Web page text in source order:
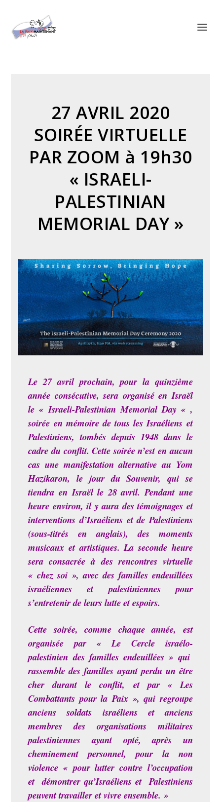
27 AVRIL 2020
SOIRÉE VIRTUELLE
PAR ZOOM à 19h30
« ISRAELI-
PALESTINIAN
MEMORIAL DAY »
Le 27 avril prochain, pour la quinzième
année consécutive, sera organisé en Israël
le « Israeli-Palestinian Memorial Day « ,
soirée en mémoire de tous les Israéliens et
Palestiniens, tombés depuis 1948 dans le
cadre du conflit. Cette soirée n’est en aucun
cas une manifestation alternative au Yom
Hazikaron, le jour du Souvenir, qui se
tiendra en Israël le 28 avril. Pendant une
heure environ, il y aura des témoignages et
interventions d’Israéliens et de Palestiniens
(sous-titrés en anglais), des moments
musicaux et artistiques. La seconde heure
sera consacrée à des rencontres virtuelle
« chez soi », avec des familles endeuillées
israéliennes et palestiniennes pour
s’entretenir de leurs lutte et espoirs.
Cette soirée, comme chaque année, est
organisée par « Le Cercle israélo-
palestinien des familles endeuillées » qui
rassemble des familles ayant perdu un être
cher durant le conflit, et par « Les
Combattants pour la Paix », qui regroupe
anciens soldats israéliens et anciens
membres des organisations militaires
palestiniennes ayant opté, après un
cheminement personnel, pour la non
violence « pour lutter contre l’occupation
et démontrer qu’Israéliens et Palestiniens
peuvent travailler et vivre ensemble. »